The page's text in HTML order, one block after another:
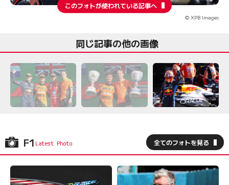
このフォトが使われている記事へ
© XPB Images
同じ記事の他の画像
F1 全てのフォトを見る